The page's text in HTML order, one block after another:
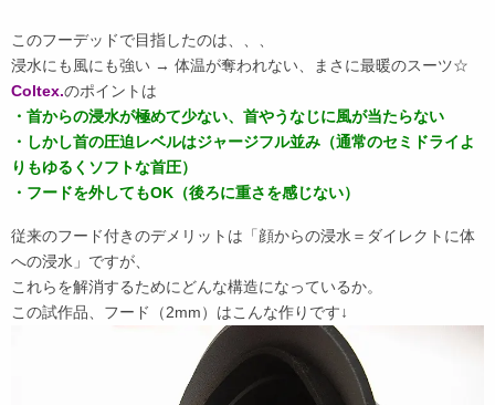
このフーデッドで目指したのは、、、
浸水にも風にも強い → 体温が奪われない、まさに最暖のスーツ☆
Coltex.のポイントは
・首からの浸水が極めて少ない、首やうなじに風が当たらない
・しかし首の圧迫レベルはジャージフル並み（通常のセミドライよ
りもゆるくソフトな首圧）
・フードを外してもOK（後ろに重さを感じない）
従来のフード付きのデメリットは「顔からの浸水＝ダイレクトに体
への浸水」ですが、
これらを解消するためにどんな構造になっているか。
この試作品、フード（2mm）はこんな作りです↓